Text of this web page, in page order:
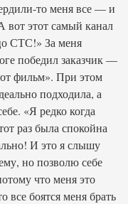
то меня все — и
вот этот самый канал
СТС!» За меня
победил заказчик —
фильм». При этом
подходила, а
«Я редко когда
раз была спокойна
И это я слышу
но позволю себе
что меня это
все боятся меня брать